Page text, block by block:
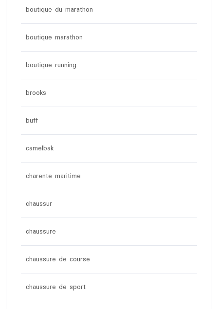
boutique du marathon
boutique marathon
boutique running
brooks
buff
camelbak
charente maritime
chaussur
chaussure
chaussure de course
chaussure de sport